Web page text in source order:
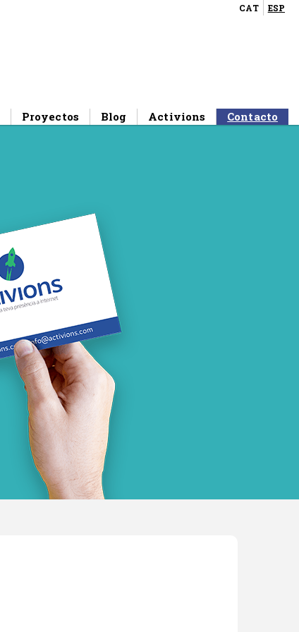
CAT ESP
Proyectos Blog Activions Contacto